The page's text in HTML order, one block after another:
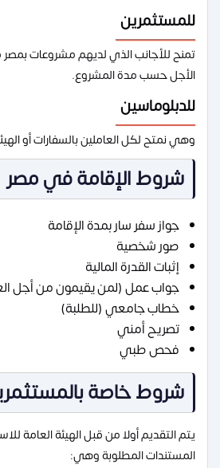
للمستثمرين
تمنح للأجانب الذي لديهم مشروعات بمصر
الأجل حسب مدة المشروع.
للدبلوماسين
وهي نمتح لكل العاملين بالسفارات أو
شروط الإقامة في مصر
جواز سفر سار بمدة الإقامة
صور شخصية
إثبات القدرة المالية
جواب عمل (لمن يقيمون من أجل
خطاب جامعي (للطلبة)
تصريح أمني
فحص طبي
شروط خاصة
يتم التقديم أولا من قبل الهيئة العامة
المستندات المطلوبة وهي: